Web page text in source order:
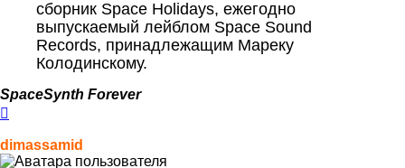
сборник Space Holidays, ежегодно
выпускаемый лейблом Space Sound
Records, принадлежащим Мареку
Колодинскому.
SpaceSynth Forever
началу
dimassamid